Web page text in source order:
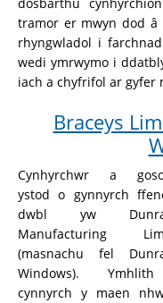
tramor er mwyn dod â
rhyngwladol i
wedi ymrwymo i
iach a chyfrifol ar gyfer
Braceys
Cynhyrchwr a
ystod o gynnyrch
dwbl yw
Manufacturing
(masnachu fel
Windows).
cynnyrch y maen